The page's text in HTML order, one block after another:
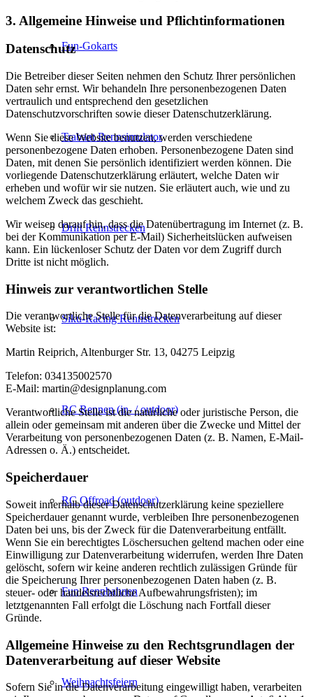
Fun-Gokarts
Trabant Rennsimulator
Drift Rennstrecken
Siku-Racing Rennstrecken
RC Rennen (in- / outdoor)
RC Offroad (outdoor)
Fun Rennbahnen
Weihnachtsfeiern
3. Allgemeine Hinweise und Pflicht­informationen
Datenschutz
Die Betreiber dieser Seiten nehmen den Schutz Ihrer persönlichen
Daten sehr ernst. Wir behandeln Ihre personenbezogenen Daten
vertraulich und entsprechend den gesetzlichen
Datenschutzvorschriften sowie dieser Datenschutzerklärung.
Wenn Sie diese Website benutzen, werden verschiedene
personenbezogene Daten erhoben. Personenbezogene Daten sind
Daten, mit denen Sie persönlich identifiziert werden können. Die
vorliegende Datenschutzerklärung erläutert, welche Daten wir
erheben und wofür wir sie nutzen. Sie erläutert auch, wie und zu
welchem Zweck das geschieht.
Wir weisen darauf hin, dass die Datenübertragung im Internet (z. B.
bei der Kommunikation per E-Mail) Sicherheitslücken aufweisen
kann. Ein lückenloser Schutz der Daten vor dem Zugriff durch
Dritte ist nicht möglich.
Hinweis zur verantwortlichen Stelle
Die verantwortliche Stelle für die Datenverarbeitung auf dieser
Website ist:
Martin Reiprich, Altenburger Str. 13, 04275 Leipzig
Telefon: 034135002570
E-Mail: martin@designplanung.com
Verantwortliche Stelle ist die natürliche oder juristische Person, die
allein oder gemeinsam mit anderen über die Zwecke und Mittel der
Verarbeitung von personenbezogenen Daten (z. B. Namen, E-Mail-
Adressen o. Ä.) entscheidet.
Speicherdauer
Soweit innerhalb dieser Datenschutzerklärung keine speziellere
Speicherdauer genannt wurde, verbleiben Ihre personenbezogenen
Daten bei uns, bis der Zweck für die Datenverarbeitung entfällt.
Wenn Sie ein berechtigtes Löschersuchen geltend machen oder eine
Einwilligung zur Datenverarbeitung widerrufen, werden Ihre Daten
gelöscht, sofern wir keine anderen rechtlich zulässigen Gründe für
die Speicherung Ihrer personenbezogenen Daten haben (z. B.
steuer- oder handelsrechtliche Aufbewahrungsfristen); im
letztgenannten Fall erfolgt die Löschung nach Fortfall dieser
Gründe.
Allgemeine Hinweise zu den Rechtsgrundlagen der
Datenverarbeitung auf dieser Website
Sofern Sie in die Datenverarbeitung eingewilligt haben, verarbeiten